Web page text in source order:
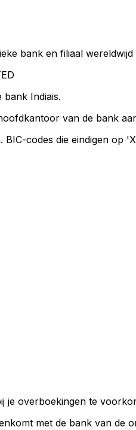
bank en filiaal
bank Indiais.
van de bank
BIC-codes die eindigen
overboekingen te
met de bank van de